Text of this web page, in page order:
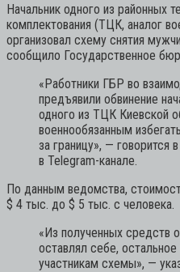
Начальник одного из районных
комплектования (ТЦК, аналог
организовал схему снятия
сообщило Государственное
«Работники ГБР во
предъявили обвинение
одного из ТЦК Киевской
военнообязанным
за границу», — говорится
в Telegram-канале.
По данным ведомства,
$ 4 тыс. до $ 5 тыс. с человека.
«Из полученных средств
оставлял себе,
участникам схемы», —